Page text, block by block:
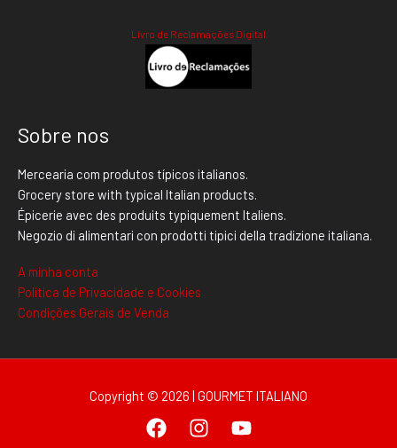
Livro de Reclamações Digital
Sobre nos
Mercearia com produtos típicos italianos.
Grocery store with typical Italian products.
Épicerie avec des produits typiquement Italiens.
Negozio di alimentari con prodotti tipici della tradizione italiana.
A minha conta
Politica de Privacidade e Cookies
Condições Gerais de Venda
Copyright © 2026 | GOURMET ITALIANO